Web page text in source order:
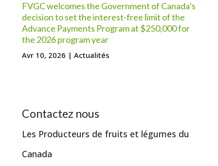
FVGC welcomes the Government of Canada’s
decision to set the interest-free limit of the
Advance Payments Program at $250,000 for
the 2026 program year
Avr 10, 2026 | Actualités
Contactez nous
Les Producteurs de fruits et légumes du
Canada